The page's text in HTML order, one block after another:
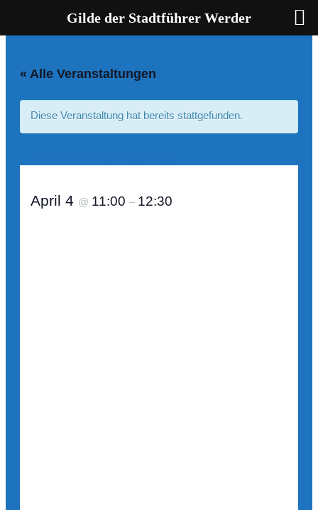
« Alle Veranstaltungen
Diese Veranstaltung hat bereits stattgefunden.
April 4 @ 11:00– 12:30
Gilde der Stadtführer Werder